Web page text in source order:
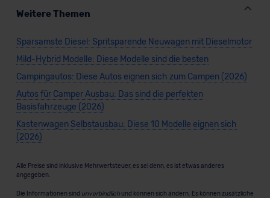
Weitere Themen
Sparsamste Diesel: Spritsparende Neuwagen mit Dieselmotor
Mild-Hybrid Modelle: Diese Modelle sind die besten
Campingautos: Diese Autos eignen sich zum Campen (2026)
Autos für Camper Ausbau: Das sind die perfekten
Basisfahrzeuge (2026)
Kastenwagen Selbstausbau: Diese 10 Modelle eignen sich
(2026)
Alle Preise sind inklusive Mehrwertsteuer, es sei denn, es ist etwas anderes
angegeben.
Die Informationen sind unverbindlichund können sich ändern. Es können zusätzliche